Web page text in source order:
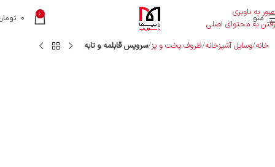
عبور به ناوبری
رفتن به محتوای اصلی
منو 0
0
خانه وسایل آشپزخانه ظروف پخت و پز سرویس قابلمه و تابه